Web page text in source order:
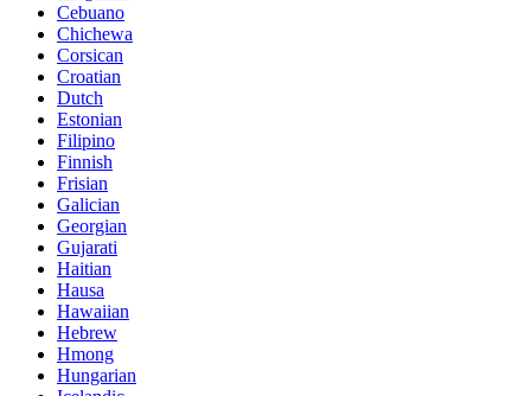
Cebuano
Chichewa
Corsican
Croatian
Dutch
Estonian
Filipino
Finnish
Frisian
Galician
Georgian
Gujarati
Haitian
Hausa
Hawaiian
Hebrew
Hmong
Hungarian